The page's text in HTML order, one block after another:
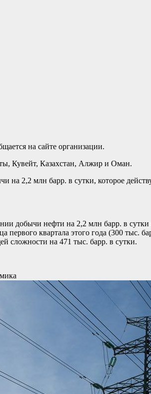
на сайте организации.
Кувейт, Казахстан, Алжир и Оман.
2,2 млн барр. в сутки, которое
добычи нефти на 2,2 млн барр. в
первого квартала этого года (300 тыс.
сложности на 471 тыс. барр. в сутки.